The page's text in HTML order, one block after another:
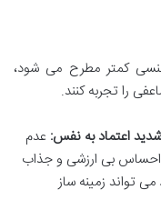
کمتر مطرح می شود،
را تجربه کنند.
اعتماد به نفس: عدم
بی ارزشی و جذاب
تواند زمینه ساز